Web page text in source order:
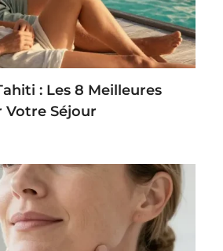
: Les 8 Meilleures
Votre Séjour